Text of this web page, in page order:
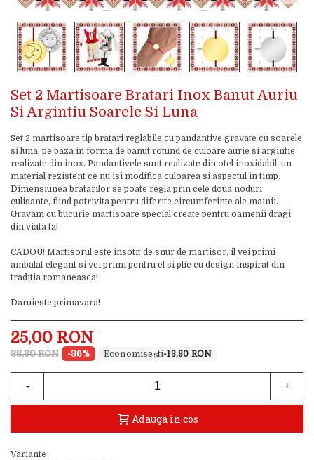
Set 2 Martisoare Bratari Inox Banut Auriu
Si Argintiu Soarele Si Luna
Set 2 martisoare tip bratari reglabile cu pandantive gravate cu soarele
si luna, pe baza in forma de banut rotund de culoare aurie si argintie
realizate din inox. Pandantivele sunt realizate din otel inoxidabil, un
material rezistent ce nu isi modifica culoarea si aspectul in timp.
Dimensiunea bratarilor se poate regla prin cele doua noduri
culisante, fiind potrivita pentru diferite circumferinte ale mainii.
Gravam cu bucurie martisoare special create pentru oamenii dragi
din viata ta!
CADOU! Martisorul este insotit de snur de martisor, il vei primi
ambalat elegant si vei primi pentru el si plic cu design inspirat din
traditia romaneasca!
Daruieste primavara!
25,00 RON
38,80 RON -36% -13,80 RON
- +
Adauga in cos
Variante